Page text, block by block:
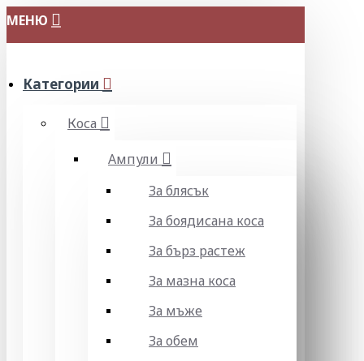
МЕНЮ
Категории
Коса
Ампули
За блясък
За боядисана коса
За бърз растеж
За мазна коса
За мъже
За обем